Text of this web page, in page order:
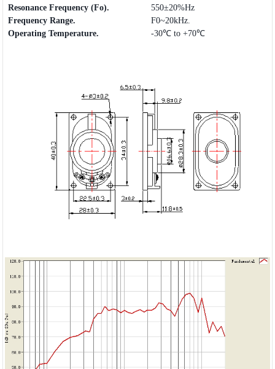
Resonance Frequency (Fo).
550±20%Hz
Frequency Range.
F0~20kHz.
Operating Temperature. -30℃ to +70℃